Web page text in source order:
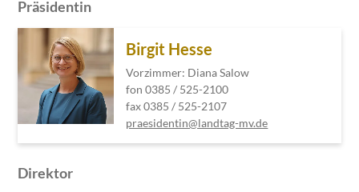
Präsidentin
Birgit Hesse
Vorzimmer: Diana Salow
fon 0385 / 525-2100
fax 0385 / 525-2107
praesidentin@landtag-mv.de
Direktor